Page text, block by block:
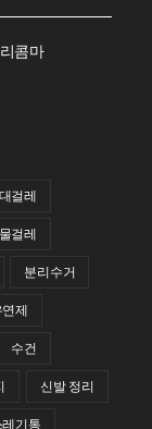
콤마
걸레
물걸레
분리수거
제
수건
신발 정리
기통